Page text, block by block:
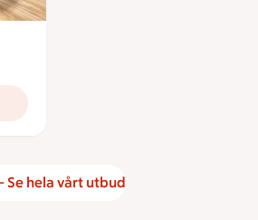
Se hela vårt utbud